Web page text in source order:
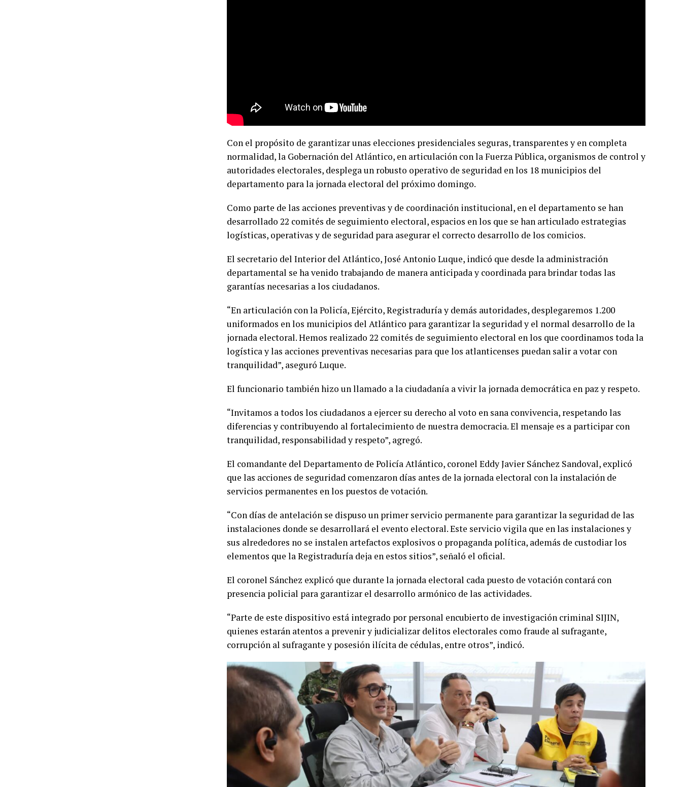
Con el propósito de garantizar unas elecciones presidenciales seguras, transparentes y en completa
normalidad, la Gobernación del Atlántico, en articulación con la Fuerza Pública, organismos de control y
autoridades electorales, desplega un robusto operativo de seguridad en los 18 municipios del
departamento para la jornada electoral del próximo domingo.
Como parte de las acciones preventivas y de coordinación institucional, en el departamento se han
desarrollado 22 comités de seguimiento electoral, espacios en los que se han articulado estrategias
logísticas, operativas y de seguridad para asegurar el correcto desarrollo de los comicios.
El secretario del Interior del Atlántico, José Antonio Luque, indicó que desde la administración
departamental se ha venido trabajando de manera anticipada y coordinada para brindar todas las
garantías necesarias a los ciudadanos.
“En articulación con la Policía, Ejército, Registraduría y demás autoridades, desplegaremos 1.200
uniformados en los municipios del Atlántico para garantizar la seguridad y el normal desarrollo de la
jornada electoral. Hemos realizado 22 comités de seguimiento electoral en los que coordinamos toda la
logística y las acciones preventivas necesarias para que los atlanticenses puedan salir a votar con
tranquilidad”, aseguró Luque.
El funcionario también hizo un llamado a la ciudadanía a vivir la jornada democrática en paz y respeto.
“Invitamos a todos los ciudadanos a ejercer su derecho al voto en sana convivencia, respetando las
diferencias y contribuyendo al fortalecimiento de nuestra democracia. El mensaje es a participar con
tranquilidad, responsabilidad y respeto”, agregó.
El comandante del Departamento de Policía Atlántico, coronel Eddy Javier Sánchez Sandoval, explicó
que las acciones de seguridad comenzaron días antes de la jornada electoral con la instalación de
servicios permanentes en los puestos de votación.
“Con días de antelación se dispuso un primer servicio permanente para garantizar la seguridad de las
instalaciones donde se desarrollará el evento electoral. Este servicio vigila que en las instalaciones y
sus alrededores no se instalen artefactos explosivos o propaganda política, además de custodiar los
elementos que la Registraduría deja en estos sitios”, señaló el oficial.
El coronel Sánchez explicó que durante la jornada electoral cada puesto de votación contará con
presencia policial para garantizar el desarrollo armónico de las actividades.
“Parte de este dispositivo está integrado por personal encubierto de investigación criminal SIJIN,
quienes estarán atentos a prevenir y judicializar delitos electorales como fraude al sufragante,
corrupción al sufragante y posesión ilícita de cédulas, entre otros”, indicó.